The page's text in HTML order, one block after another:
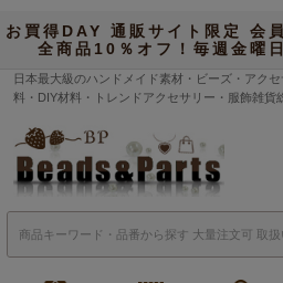
お買得DAY 通販サイト限定 会
全商品10％オフ！毎週金
日本最大級のハンドメイド素材・ビーズ・アク
料・DIY材料・トレンドアクセサリー・服飾雑貨